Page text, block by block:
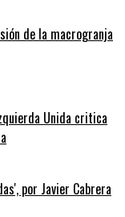
de la macrogranja
Unida critica